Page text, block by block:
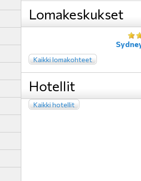
Lomakeskukset
Kaikki lomakohteet
Hotellit
Kaikki hotellit